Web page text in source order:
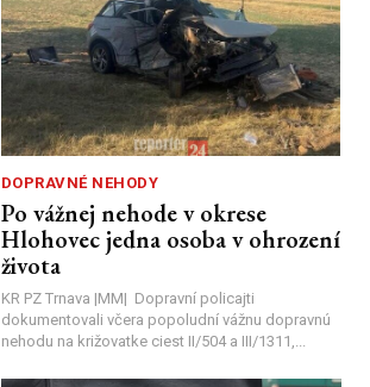
DOPRAVNÉ NEHODY
Po vážnej nehode v okrese
Hlohovec jedna osoba v ohrození
života
KR PZ Trnava |MM| Dopravní policajti
dokumentovali včera popoludní vážnu dopravnú
nehodu na križovatke ciest II/504 a III/1311,...